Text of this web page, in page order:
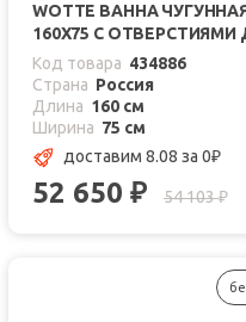
WOTTE ВАННА ЧУГУННАЯ
160Х75 C ОТВЕРСТИЯМИ
Код товара 434886
Страна Россия
Длина 160 см
Ширина 75 см
доставим 8.08 за 0₽
52 650 ₽ 54 103₽